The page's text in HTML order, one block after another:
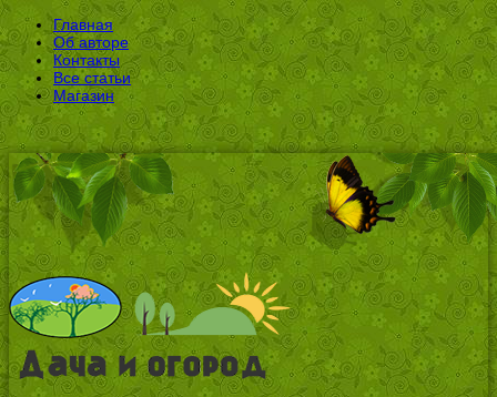
Главная
Об авторе
Контакты
Все статьи
Магазин